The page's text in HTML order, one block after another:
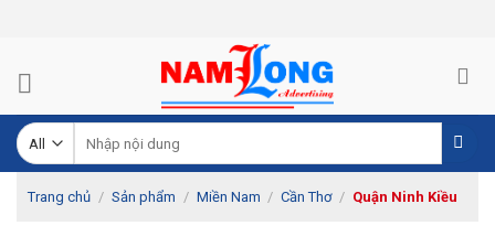
kiếm:
Trang chủ / Sản phẩm / Miền Nam / Cần Thơ / Quận Ninh Kiều